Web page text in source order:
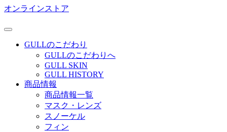
オンラインストア
GULLのこだわり
GULLのこだわりへ
GULL SKIN
GULL HISTORY
商品情報
商品情報一覧
マスク・レンズ
スノーケル
フィン